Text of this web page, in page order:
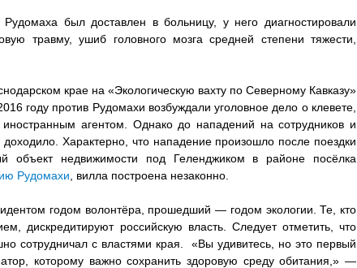
был доставлен в больницу, у него диагностировали
травму, ушиб головного мозга средней степени тяжести,
крае на «Экологическую вахту по Северному Кавказу»
году против Рудомахи возбуждали уголовное дело о клевете,
агентом. Однако до нападений на сотрудников и
Характерно, что нападение произошло после поездки
объект недвижимости под Геленджиком в районе посёлка
Рудомахи , вилла построена незаконно.
годом волонтёра, прошедший — годом экологии. Те, кто
дискредитируют российскую власть. Следует отметить, что
сотрудничал с властями края. «Вы удивитесь, но это первый
которому важно сохранить здоровую среду обитания,» —